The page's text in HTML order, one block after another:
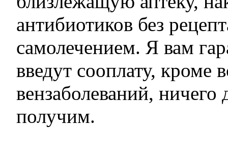
антибиотиков без
самолечением. Я вам
введут сооплату, кроме
вензаболеваний,
получим.